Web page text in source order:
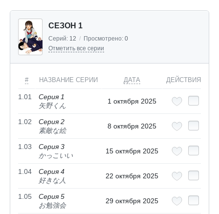
СЕЗОН 1
Серий: 12 / Просмотрено: 0
Отметить все серии
# НАЗВАНИЕ СЕРИИ ДАТА ДЕЙСТВИЯ
1.01
Серия 1
矢野くん
1 октября 2025
1.02
Серия 2
素敵な絵
8 октября 2025
1.03
Серия 3
かっこいい
15 октября 2025
1.04
Серия 4
好きな人
22 октября 2025
1.05
Серия 5
お勉強会
29 октября 2025